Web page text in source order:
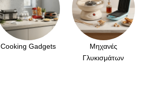
Cooking Gadgets
Μηχανές
Γλυκισμάτων